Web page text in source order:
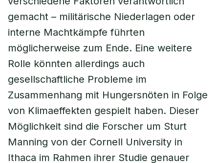
gemacht – militärische Niederlagen oder
interne Machtkämpfe führten
möglicherweise zum Ende. Eine weitere
Rolle könnten allerdings auch
gesellschaftliche Probleme im
Zusammenhang mit Hungersnöten in Folge
von Klimaeffekten gespielt haben. Dieser
Möglichkeit sind die Forscher um Sturt
Manning von der Cornell University in
Ithaca im Rahmen ihrer Studie genauer